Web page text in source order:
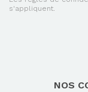
s'appliquent.
NOS